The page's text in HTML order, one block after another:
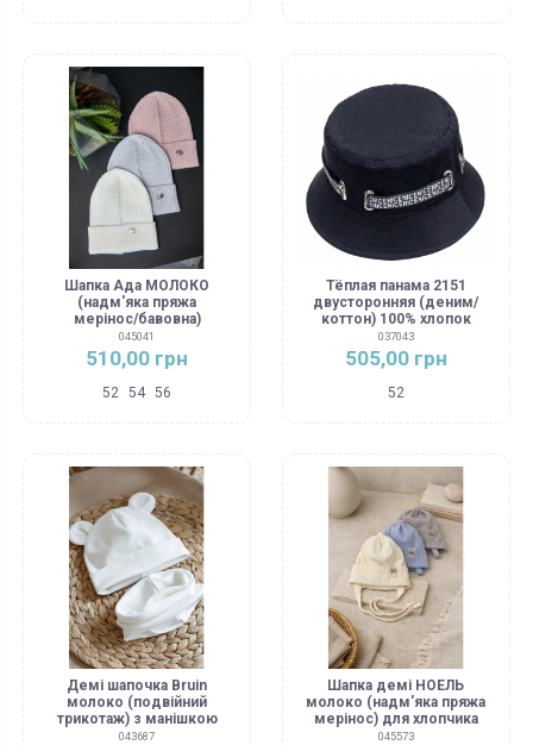
Шапка Ада МОЛОКО
(надм'яка пряжа
мерінос/бавовна)
045041
510,00 грн
52 54 56
Тёплая панама 2151
двусторонняя (деним/
коттон) 100% хлопок
037043
505,00 грн
52
Демі шапочка Bruіn
молоко (подвійний
трикотаж) з манішкою
043687
Шапка демі НОЕЛЬ
молоко (надм'яка пряжа
мерінос) для хлопчика
045573